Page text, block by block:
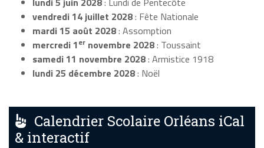
vendredi 14 juillet 2028: Fête Nationale
mardi 15 août 2028: Assomption
mercredi 1er novembre 2028: Toussaint
samedi 11 novembre 2028: Armistice 1918
lundi 25 décembre 2028: Noël
Calendrier Scolaire Orléans iCal
& interactif